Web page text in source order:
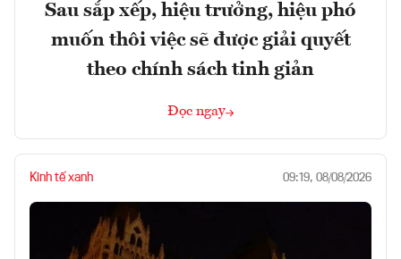
Sau sắp xếp, hiệu trưởng, hiệu phó
muốn thôi việc sẽ được giải quyết
theo chính sách tinh giản
Đọc ngay
Kinh tế xanh 09:19, 08/08/2026